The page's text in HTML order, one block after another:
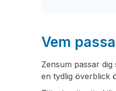
Vem
Zensum passar
en tydlig överblick